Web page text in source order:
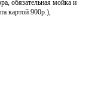
обязательная мойка и
картой 900р.),